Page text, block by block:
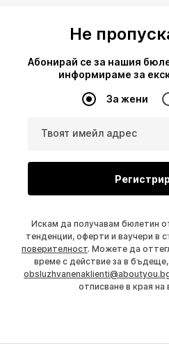
Не
Абонирай се за нашия
информираме за
За жени
Твоят имейл адрес
Искам да получавам бюлетин
тенденции, оферти и ваучери в
поверителност. Можете да
време с действие за в
отписване в края на